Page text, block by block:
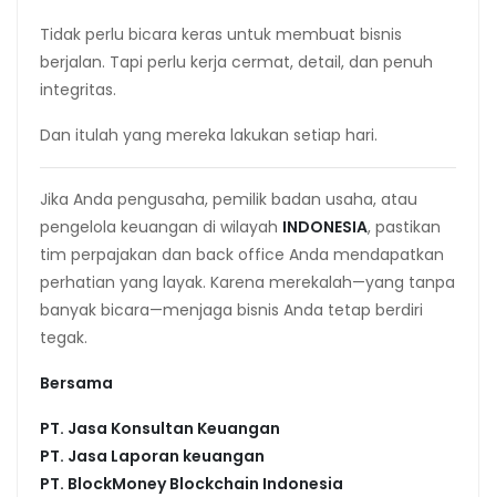
Tidak perlu bicara keras untuk membuat bisnis
berjalan. Tapi perlu kerja cermat, detail, dan penuh
integritas.
Dan itulah yang mereka lakukan setiap hari.
Jika Anda pengusaha, pemilik badan usaha, atau
pengelola keuangan di wilayah INDONESIA, pastikan
tim perpajakan dan back office Anda mendapatkan
perhatian yang layak. Karena merekalah—yang tanpa
banyak bicara—menjaga bisnis Anda tetap berdiri
tegak.
Bersama
PT. Jasa Konsultan Keuangan
PT. Jasa Laporan keuangan
PT. BlockMoney Blockchain Indonesia